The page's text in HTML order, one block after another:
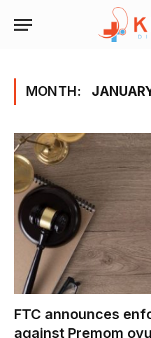
MONTH:
FTC announces
against Premom